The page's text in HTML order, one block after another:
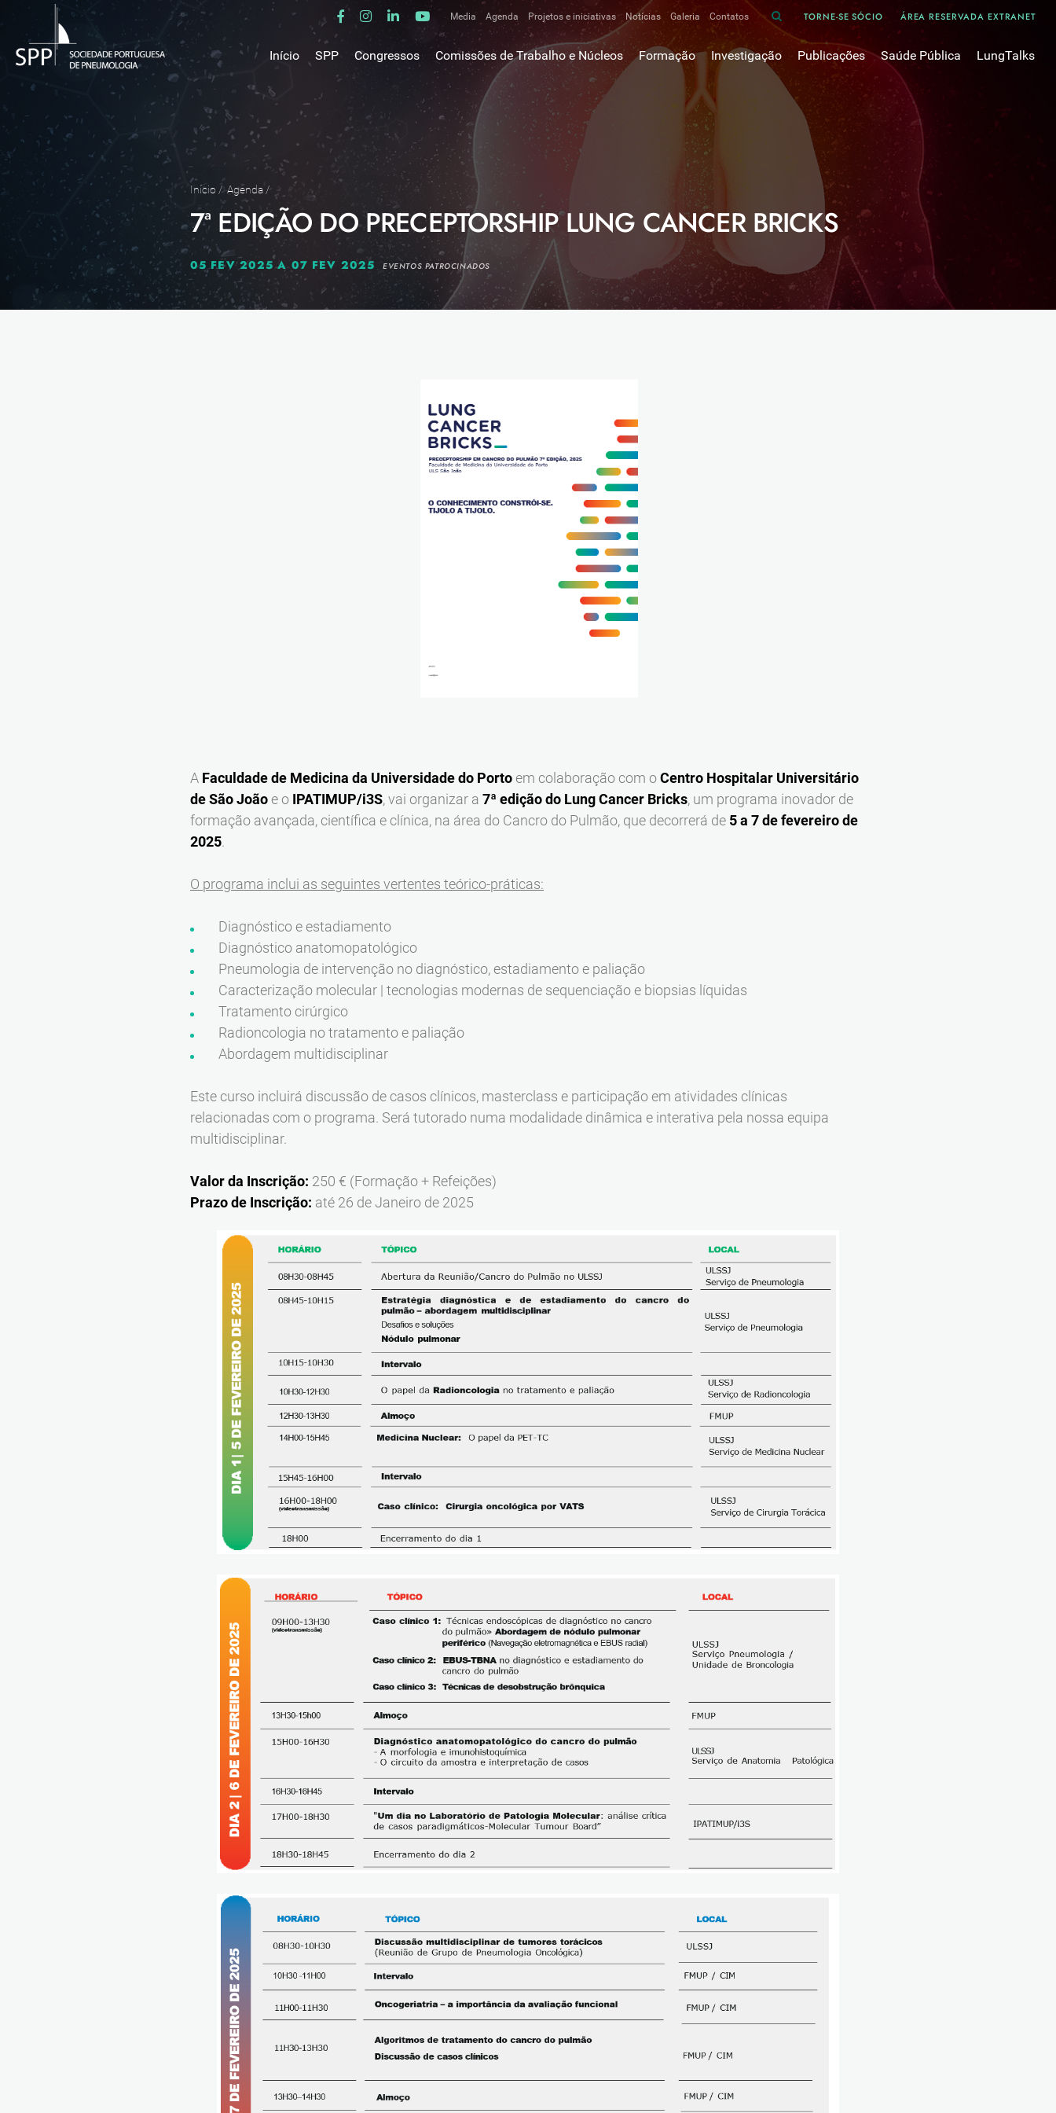
Media
Comunicados de imprensa
Clipping
Agenda Projetos e iniciativas Notícias Galeria Contatos TORNE-SE SÓCIO ÁREA RESERVADA EXTRANET
Início SPP
Mensagem do Presidente
Missão
Estrutura
Estatutos
Núcleo Museológico
Parceiros
Como tornar-se sócio
Medalhas de ouro SPP
Congressos Comissões de Trabalho e Núcleos
Comissões de trabalho
Alergologia Respiratória
Bronquiectasias
Cirurgia Torácica
Doente Crítico Respiratório
Doenças do Interstício Pulmonar
Doenças Ocupacionais e do Ambiente
Doenças Vasculares Pulmonares
Fisiopatologia Respiratória e DPOC
Infecciologia Respiratória
Patologia Respiratória do Sono
Tuberculose
Ventilação Domiciliária
Núcleos e Grupo de Estudos
Núcleo de Cardiopneumologistas
Núcleo de Enfermeiros
Núcleo de Fisioterapeutas Respiratórios
Núcleo Jovens Pneumologistas
Grupo de Estudos Défice de Alfa-1 Antitripsina
Núcleo de Estudo de Fibrose Quística
Formação
Escola da Ciência
E-learnings
Hot Topics em Pneumologia
Fórum das Comissões de Trabalho
Outros cursos
Investigação
Bases de dados
Projectos de Investigação
Publicações
Divulgação
Oxigénio
Revistas Científicas
Pulmonology
Pesquisa Bibliográfica
Revistas Médicas
Revisões, Recomendações e Tomadas de Posição
Arquivo
50 anos Sociedade Portuguesa de Pneumologia
Livros Publicados
Saúde Pública
Cancro do pulmão
COVID Longo
Cuidados Respiratórios Domiciliários
Dispositivos Inalatórios
DPOC
Sono
Tabagismo
LungTalks
Início /Agenda /
7ª EDIÇÃO DO PRECEPTORSHIP LUNG CANCER BRICKS
05 FEV 2025 A 07 FEV 2025 EVENTOS PATROCINADOS
A Faculdade de Medicina da Universidade do Porto em colaboração com oCentro Hospitalar Universitário
de São João e o IPATIMUP/i3S, vai organizar a 7ª edição do Lung Cancer Bricks, um programa inovador de
formação avançada, científica e clínica, na área do Cancro do Pulmão, que decorrerá de 5 a 7 de fevereiro de
2025.
O programa inclui as seguintes vertentes teórico-práticas:
Diagnóstico e estadiamento
Diagnóstico anatomopatológico
Pneumologia de intervenção no diagnóstico, estadiamento e paliação
Caracterização molecular | tecnologias modernas de sequenciação e biopsias líquidas
Tratamento cirúrgico
Radioncologia no tratamento e paliação
Abordagem multidisciplinar
Este curso incluirá discussão de casos clínicos, masterclass e participação em atividades clínicas
relacionadas com o programa. Será tutorado numa modalidade dinâmica e interativa pela nossa equipa
multidisciplinar.
Valor da Inscrição: 250 € (Formação + Refeições)
Prazo de Inscrição: até 26 de Janeiro de 2025